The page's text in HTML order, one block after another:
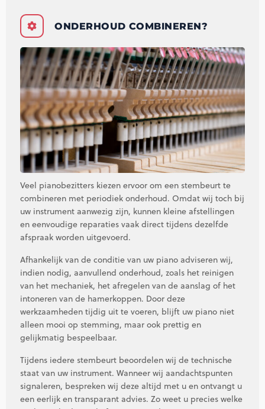
ONDERHOUD COMBINEREN?
Veel pianobezitters kiezen ervoor om een stembeurt te
combineren met periodiek onderhoud. Omdat wij toch bij
uw instrument aanwezig zijn, kunnen kleine afstellingen
en eenvoudige reparaties vaak direct tijdens dezelfde
afspraak worden uitgevoerd.
Afhankelijk van de conditie van uw piano adviseren wij,
indien nodig, aanvullend onderhoud, zoals het reinigen
van het mechaniek, het afregelen van de aanslag of het
intoneren van de hamerkoppen. Door deze
werkzaamheden tijdig uit te voeren, blijft uw piano niet
alleen mooi op stemming, maar ook prettig en
gelijkmatig bespeelbaar.
Tijdens iedere stembeurt beoordelen wij de technische
staat van uw instrument. Wanneer wij aandachtspunten
signaleren, bespreken wij deze altijd met u en ontvangt u
een eerlijk en transparant advies. Zo weet u precies welke